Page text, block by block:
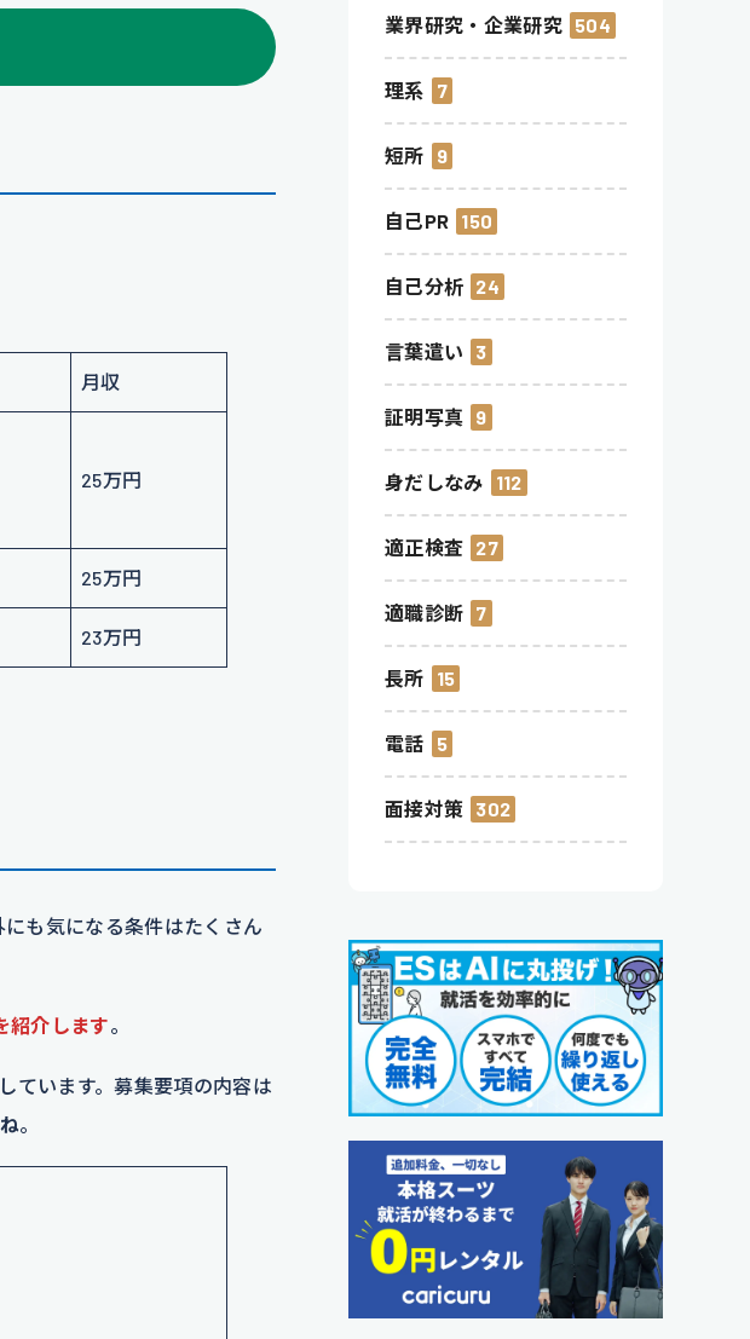
月収
25万円
25万円
23万円
も気になる条件はたくさん
紹介します。
ています。募集要項の内容は
。
業界研究・企業研究 504
理系 7
短所 9
自己PR 150
自己分析 24
言葉遣い 3
証明写真 9
身だしなみ 112
適正検査 27
適職診断 7
長所 15
電話 5
面接対策 302